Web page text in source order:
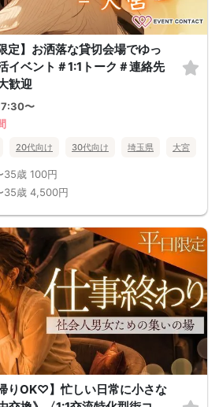
定】お洒落な貸切会場でゆっ
イベント＃1:1トーク＃連絡先
歓迎
〜
20代向け 30代向け 埼玉県 大宮
35歳 100円
35歳 4,500円
りOK♡】忙しい日常に小さな